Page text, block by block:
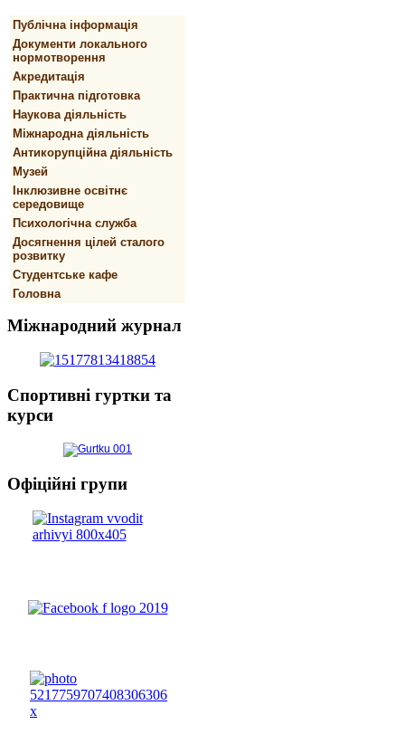
Публічна інформація
Документи локального
нормотворення
Акредитація
Практична підготовка
Наукова діяльність
Міжнародна діяльність
Антикорупційна діяльність
Музей
Інклюзивне освітнє
середовище
Психологічна служба
Досягнення цілей сталого
розвитку
Студентське кафе
Головна
Міжнародний журнал
Спортивнi гуртки та
курси
Офіційні групи